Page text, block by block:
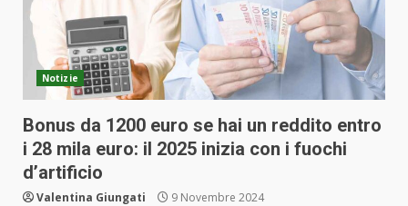
Notizie
Bonus da 1200 euro se hai un reddito entro
i 28 mila euro: il 2025 inizia con i fuochi
d’artificio
Valentina Giungati 9 Novembre 2024